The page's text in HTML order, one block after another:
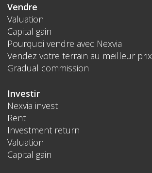
Vendre
Valuation
Capital gain
Pourquoi vendre avec Nexvia
Vendez votre terrain au meilleur prix
Gradual commission
Investir
Nexvia invest
Rent
Investment return
Valuation
Capital gain